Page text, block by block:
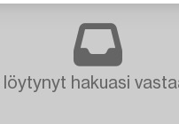
löytynyt hakuasi